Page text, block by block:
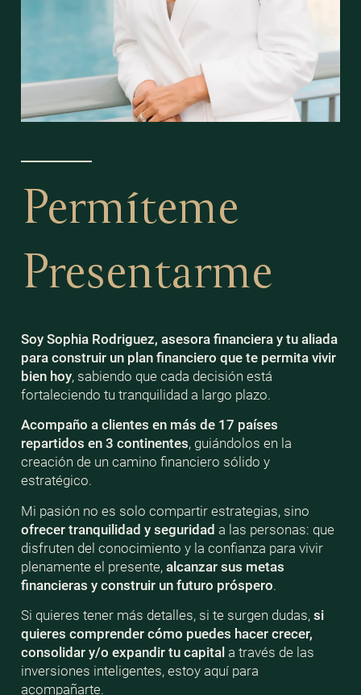
Permíteme
Presentarme
Soy Sophia Rodriguez, asesora financiera y tu aliada
para construir un plan financiero que te permita vivir
bien hoy, sabiendo que cada decisión está
fortaleciendo tu tranquilidad a largo plazo.
Acompaño a clientes en más de 17 países
repartidos en 3 continentes, guiándolos en la
creación de un camino financiero sólido y
estratégico.
Mi pasión no es solo compartir estrategias, sino
ofrecer tranquilidad y seguridad a las personas: que
disfruten del conocimiento y la confianza para vivir
plenamente el presente, alcanzar sus metas
financieras y construir un futuro próspero.
Si quieres tener más detalles, si te surgen dudas, si
quieres comprender cómo puedes hacer crecer,
consolidar y/o expandir tu capital a través de las
inversiones inteligentes, estoy aquí para
acompañarte.